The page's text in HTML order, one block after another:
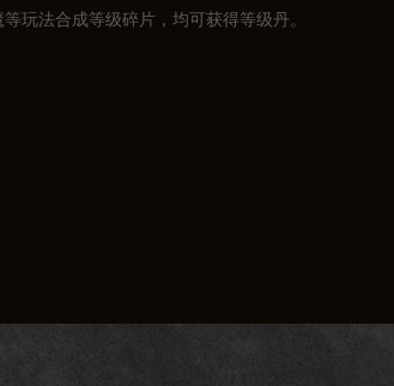
法合成等级碎片，均可获得等级丹。